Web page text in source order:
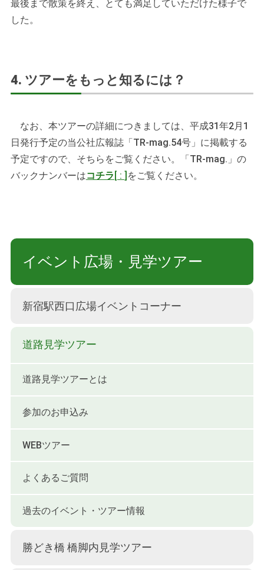
最後まで散策を終え、とても満足していただけた様子で
した。
4. ツアーをもっと知るには？
なお、本ツアーの詳細につきましては、平成31年2月1
日発行予定の当公社広報誌「TR-mag.54号」に掲載する
予定ですので、そちらをご覧ください。「TR-mag.」の
バックナンバーはコチラ : をご覧ください。
イベント広場・見学ツアー
新宿駅西口広場イベントコーナー
道路見学ツアー
道路見学ツアーとは
参加のお申込み
WEBツアー
よくあるご質問
過去のイベント・ツアー情報
勝どき橋 橋脚内見学ツアー